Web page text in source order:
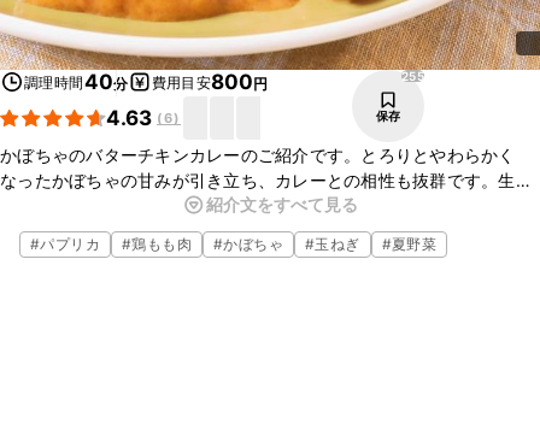
調理時間40分 費用目安800円
4.63 (6)
255
保存
かぼちゃのバターチキンカレーのご紹介です。とろりとやわらかく
なったかぼちゃの甘みが引き立ち、カレーとの相性も抜群です。生ク
リームでクリーミーに仕上げています。ぜひ作ってみてくださいね。
紹介文をすべて見る
#パプリカ #鶏もも肉 #かぼちゃ #玉ねぎ #夏野菜